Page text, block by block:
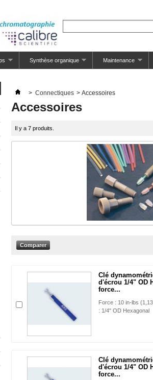
Synthèse organique Maintenance
> Connectiques > Accessoires
Accessoires
Il y a 7 produits.
Clé
d'écrou 1/4" OD
force...
Force : 10 in-lbs
: 1/4" OD Hexagonal
Clé
d'écrou 1/4" OD
force...